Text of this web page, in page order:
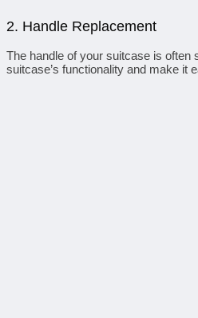
2. Handle Replacement
The handle of your suitcase is often
suitcase’s functionality and make it